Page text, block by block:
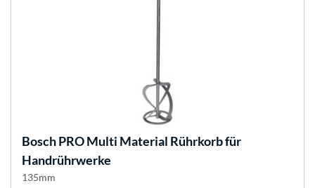
BoschPRO Multi Material Rührkorb für
Handrührwerke
135mm